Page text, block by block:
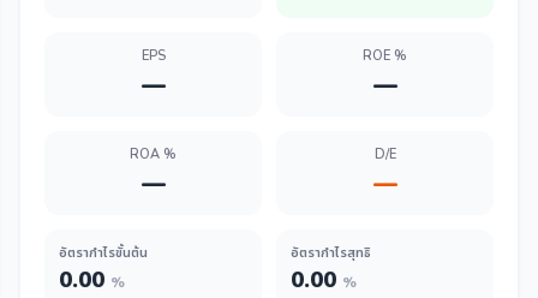
EPS
—
ROE %
—
ROA %
—
D/E
—
อัตรากำไรขั้นต้น
0.00 %
อัตรากำไรสุทธิ
0.00 %